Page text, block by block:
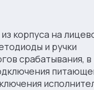
корпуса на
и ручки
срабатывания,